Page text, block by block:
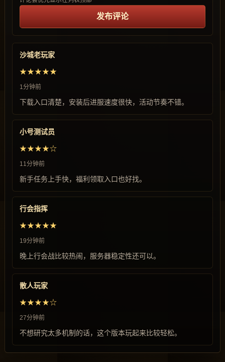
发布评论
沙城老玩家
★★★★★
1分钟前
下载入口清楚，安装后进服速度很快，活动节奏不错。
小号测试员
★★★★☆
11分钟前
新手任务上手快，福利领取入口也好找。
行会指挥
★★★★★
19分钟前
晚上行会战比较热闹，服务器稳定性还可以。
散人玩家
★★★★☆
27分钟前
不想研究太多机制的话，这个版本玩起来比较轻松。